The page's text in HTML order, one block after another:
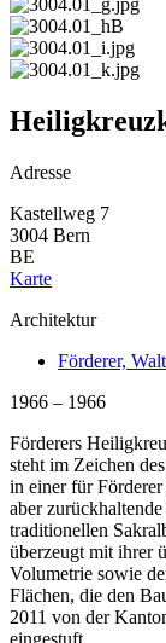
Adresse
Kastellweg 7
3004 Bern
BE
Karte
Architektur
Förderer,
1966 – 1966
Förderers
steht im Zeichen
in einer für
aber
traditionellen
überzeugt mit ihrer
Volumetrie sowie
Flächen, die den
2011 von der
eingestuft.